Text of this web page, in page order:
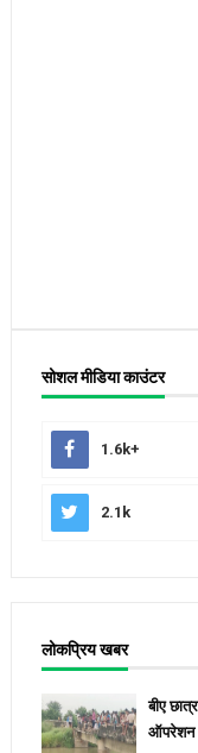
सोशल मीडिया काउंटर
1.6k+
2.1k
लोकप्रिय खबर
बीए
ऑपरेशन